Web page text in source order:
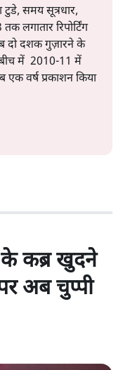
टुडे, समय सूत्रधार,
लगातार रिपोर्टिंग
दो दशक गुज़ारने के
बीच में 2010-11 में
एक वर्ष प्रकाशन किया
के कब्र खुदने
अब चुप्पी